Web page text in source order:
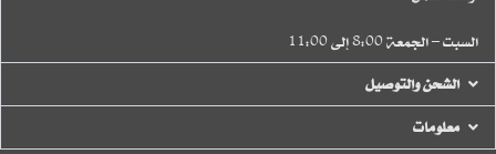
السبت – الجمعة 8:00 إلى 11:00
الشحن والتوصيل
معلومات